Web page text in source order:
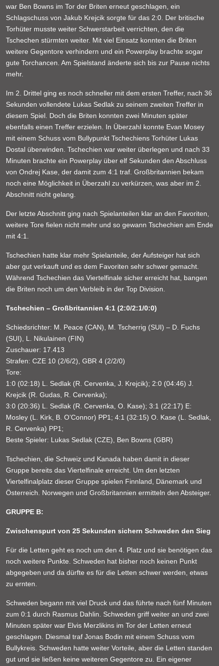
war Ben Bowns im Tor der Briten erneut geschlagen, ein
Schlagschuss von Jakub Krejcik sorgte für das 2:0. Der britische
Torhüter musste weiter Schwerstarbeit verrichten, den die
Tschechen stürmten weiter. Mit viel Einsatz konnten die Briten
weitere Gegentore verhindern und ein Powerplay brachte sogar
gute Torchancen. Am Spielstand änderte sich bis zur Pause nichts
mehr.
Im 2. Drittel ging es noch schneller mit dem ersten Treffer, nach 36
Sekunden vollendete Lukas Sedlak zu seinem zweiten Treffer in
diesem Spiel. Doch die Briten konnten zwei Minuten später
ebenfalls einen Treffer erzielen. In Überzahl konnte Evan Mosey
mit einem Schuss vom Bullypunkt Tschechiens Torhüter Lukas
Dostal überwinden. Tschechien war weiter überlegen und nach 33
Minuten brachte ein Powerplay über elf Sekunden den Abschluss
von Ondrej Kase, der damit zum 4:1 traf. Großbritannien bekam
noch eine Möglichkeit in Überzahl zu verkürzen, was aber im 2.
Abschnitt nicht gelang.
Der letzte Abschnitt ging nach Spielanteilen klar an den Favoriten,
weitere Tore fielen nicht mehr und so gewann Tschechien am Ende
mit 4:1.
Tschechien hatte klar mehr Spielanteile, der Aufsteiger hat sich
aber gut verkauft und es dem Favoriten sehr schwer gemacht.
Während Tschechien das Viertelfinale sicher erreicht hat, bangen
die Briten noch um den Verbleib in der Top Division.
Tschechien – Großbritannien 4:1 (2:0/2:1/0:0)
Schiedsrichter: M. Peace (CAN), M. Tscherrig (SUI) – D. Fuchs
(SUI), L. Nikulainen (FIN)
Zuschauer: 17.413
Strafen: CZE 10 (2/6/2), GBR 4 (2/2/0)
Tore:
1:0 (02:18) L. Sedlak (R. Cervenka, J. Krejcik); 2:0 (04:46) J.
Krejcik (R. Gudas, R. Cervenka);
3:0 (20:36) L. Sedlak (R. Cervenka, O. Kase); 3:1 (22:17) E:
Mosley (L. Kirk, B. O’Connor) PP1; 4:1 (32:15) O. Kase (L. Sedlak,
R. Cervenka) PP1;
Beste Spieler: Lukas Sedlak (CZE), Ben Bowns (GBR)
Tschechien, die Schweiz und Kanada haben damit in dieser
Gruppe bereits das Viertelfinale erreicht. Um den letzten
Viertelfinalplatz dieser Gruppe spielen Finnland, Dänemark und
Österreich. Norwegen und Großbritannien ermitteln den Absteiger.
GRUPPE B:
Zwischenspurt von 25 Sekunden sichern Schweden den Sieg
Für die Letten geht es noch um den 4. Platz und sie benötigen das
noch weitere Punkte. Schweden hat bisher noch keinen Punkt
abgegeben und da dürfte es für die Letten schwer werden, etwas
zu ernten.
Schweden begann mit viel Druck und das führte nach fünf Minuten
zum 0:1 durch Rasmus Dahlin. Schweden griff weiter an und zwei
Minuten später war Elvis Merzlikins im Tor der Letten erneut
geschlagen. Diesmal traf Jonas Bodin mit einem Schuss vom
Bullykreis. Schweden hatte weiter Vorteile, aber die Letten standen
gut und sie ließen keine weiteren Gegentore zu. Ein eigener